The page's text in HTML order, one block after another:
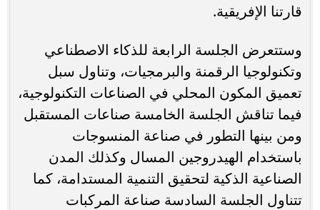
قارتنا الإفريقية.
وستتعرض الجلسة الرابعة للذكاء الاصطناعي
وتكنولوجيا الرقمنة والبرمجيات، وتناول سبل
تعميق المكون المحلي في الصناعات التكنولوجية،
فيما تناقش الجلسة الخامسة صناعات المستقبل
ومن بينها التطور في صناعة المنسوجات
باستخدام الهيدروجين المسال وكذلك المدن
الصناعية الذكية لتحقيق التنمية المستدامة، كما
تتناول الجلسة السادسة صناعة المركبات